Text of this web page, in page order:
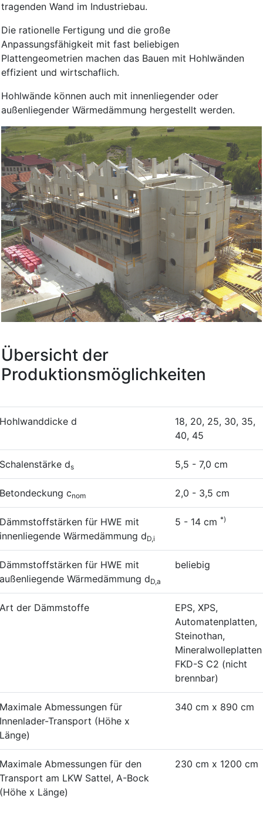
tragenden Wand im Industriebau.
Die rationelle Fertigung und die große
Anpassungsfähigkeit mit fast beliebigen
Plattengeometrien machen das Bauen mit Hohlwänden
effizient und wirtschaflich.
Hohlwände können auch mit innenliegender oder
außenliegender Wärmedämmung hergestellt werden.
Übersicht der
Produktionsmöglichkeiten
Hohlwanddicke d
18, 20, 25, 30, 35,
40, 45
Schalenstärke ds 5,5 - 7,0 cm
Betondeckung cnom 2,0 - 3,5 cm
Dämmstoffstärken für HWE mit
innenliegende Wärmedämmung dD,i
5 - 14 cm *)
Dämmstoffstärken für HWE mit
außenliegende Wärmedämmung dD,a
beliebig
Art der Dämmstoffe
EPS, XPS,
Automatenplatten,
Steinothan,
Mineralwolleplatten
FKD-S C2 (nicht
brennbar)
Maximale Abmessungen für
Innenlader-Transport (Höhe x
Länge)
340 cm x 890 cm
Maximale Abmessungen für den
Transport am LKW Sattel, A-Bock
(Höhe x Länge)
230 cm x 1200 cm